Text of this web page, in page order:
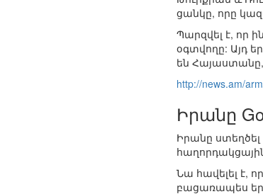
ցանկը, որը
Պարզվել է, որ
օգտվողը: Այդ
են Հայաստանը,
http://news.am/
Իրանը
Իրանը
Նա հավելել է,
բացառապես